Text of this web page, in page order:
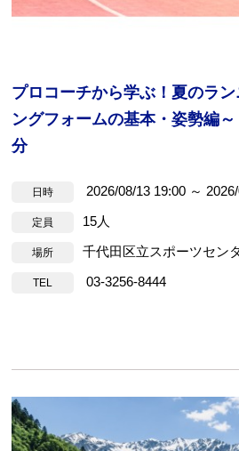
プロコーチから学ぶ！夏のラ
ングフォームの基本・姿勢編
分
日時 2026/08/13 19:00 ～
定員 15人
場所 千代田区立スポーツセン
TEL 03-3256-8444